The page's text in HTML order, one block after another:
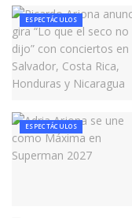
ESPECTÁCULOS
ESPECTÁCULOS